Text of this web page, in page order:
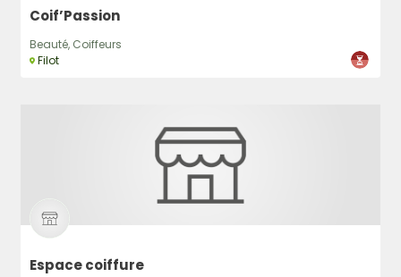
Coif’Passion
Beauté, Coiffeurs
Filot
Espace coiffure